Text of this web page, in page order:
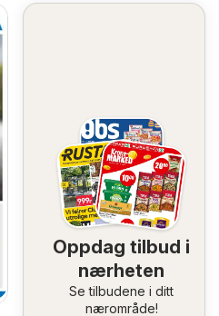
Oppdag tilbud i
nærheten
Se tilbudene i ditt
nærområde!